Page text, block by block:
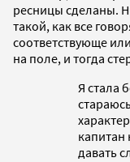
ресницы сделаны.
такой, как все
соответствующе
на поле, и тогда
Я стала
давать